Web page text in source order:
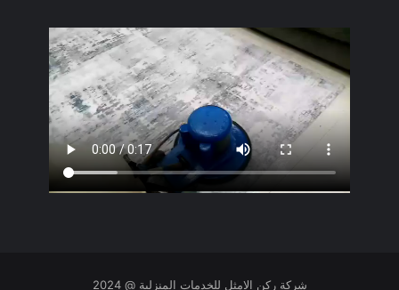
شركة ركن الامثل للخدمات المنزلية @ 2024